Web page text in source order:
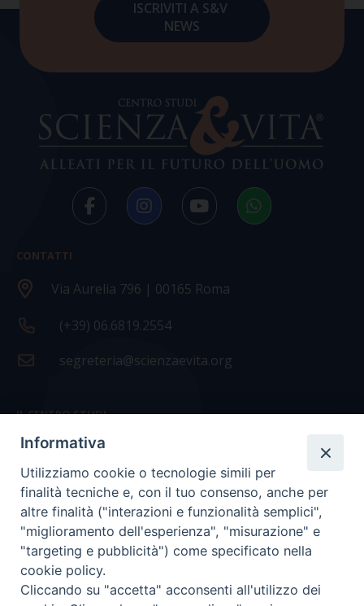
CONTATTI
Via Aurelia 796 | 00165 Roma
(+39) 06.6819.2554
segreteria@scienzaevita.org
IL CENTRO STUDI
La nostra storia
Statuto
Presidenza e ufficio presidenza
Consiglio scientifico
Coordinamento nazionale
Informativa
Utilizziamo cookie o tecnologie simili per
finalità tecniche e, con il tuo consenso, anche per
altre finalità ("interazioni e funzionalità semplici",
"miglioramento dell'esperienza", "misurazione" e
"targeting e pubblicità") come specificato nella
cookie policy.
Cliccando su "accetta" acconsenti all'utilizzo dei